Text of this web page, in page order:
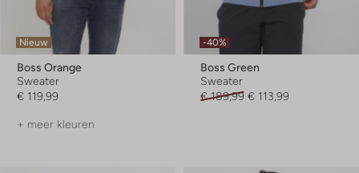
Nieuw
Boss Orange
Sweater
€ 119,99
+ meer kleuren
-40%
Boss Green
Sweater
€ 189,99 € 113,99